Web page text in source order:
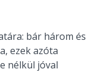
bár három és
ezek azóta
nélkül jóval